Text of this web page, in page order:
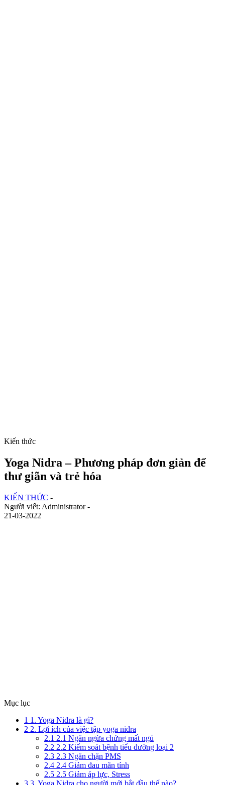
Kiến thức
Yoga Nidra – Phương pháp đơn giản để
thư giãn và trẻ hóa
KIẾN THỨC -
Người viết: Administrator -
21-03-2022
Mục lục
1 1. Yoga Nidra là gì?
2 2. Lợi ích của việc tập yoga nidra
2.1 2.1 Ngăn ngừa chứng mất ngủ
2.2 2.2 Kiểm soát bệnh tiểu đường loại 2
2.3 2.3 Ngăn chặn PMS
2.4 2.4 Giảm đau mãn tính
2.5 2.5 Giảm áp lực, Stress
3 3. Yoga Nidra cho người mới bắt đầu thế nào?